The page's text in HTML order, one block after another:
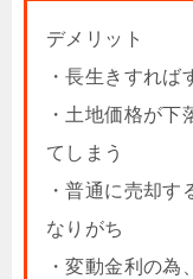
デメリット
・長生きすれば
・土地価格が
てしまう
・普通に売却す
なりがち
・変動金利の為